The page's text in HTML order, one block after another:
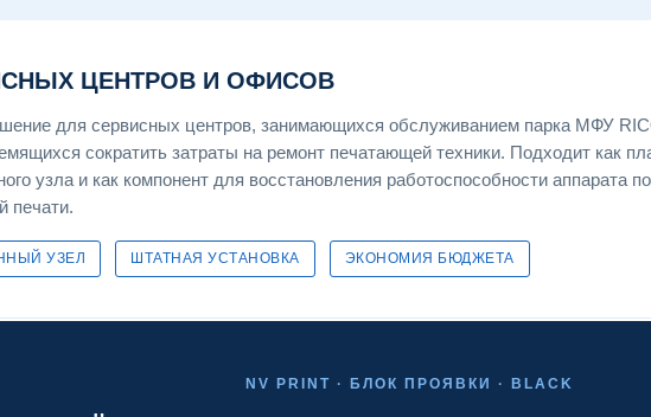
ЦЕНТРОВ И ОФИСОВ
для сервисных центров, занимающихся обслуживанием парка МФУ
сократить затраты на ремонт печатающей техники. Подходит как
узла и как компонент для восстановления работоспособности аппарата
печати.
УЗЕЛ ШТАТНАЯ УСТАНОВКА ЭКОНОМИЯ БЮДЖЕТА
NV PRINT · БЛОК ПРОЯВКИ · BLACK